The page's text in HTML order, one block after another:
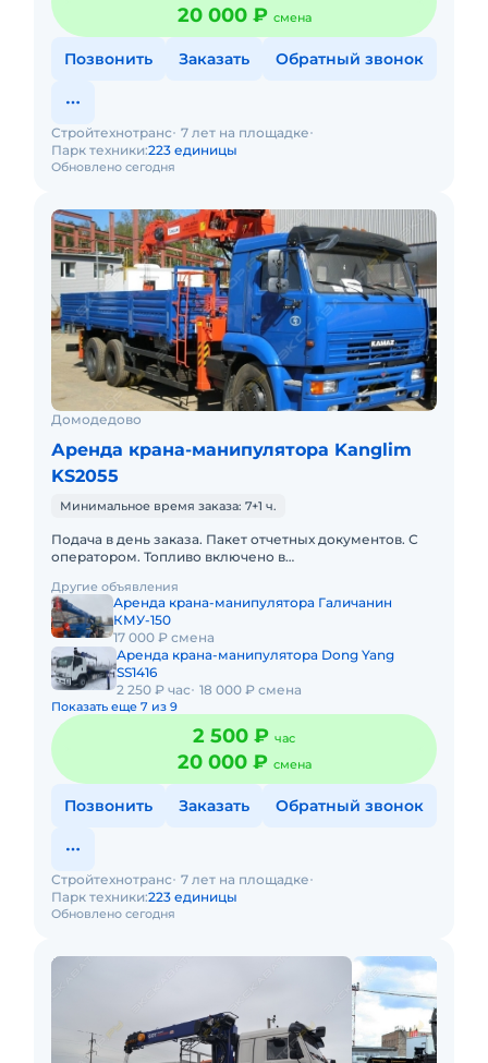
20 000 ₽ смена
Позвонить Заказать Обратный звонок
Обновлено сегодня
Стройтехнотранс 7 лет на площадке
Парк техники:223 единицы
Домодедово
Аренда крана-манипулятора Kanglim
KS2055
Минимальное время заказа: 7+1 ч.
Подача в день заказа. Пакет отчетных документов. С
оператором. Топливо включено в
с собственной кран-манипулятор
Другие объявления
Аренда крана-манипулятора Галичанин
КМУ-150
17 000 ₽ смена
Аренда крана-манипулятора Dong Yang
SS1416
2 250 ₽ час 18 000 ₽ смена
Показать еще 7 из 9
2 500 ₽ час
20 000 ₽ смена
Позвонить Заказать Обратный звонок
Обновлено сегодня
Стройтехнотранс 7 лет на площадке
Парк техники:223 единицы